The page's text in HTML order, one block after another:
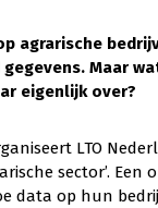
agrarische
Maar
eigenlijk over?
LTO
sector’.
data op hun